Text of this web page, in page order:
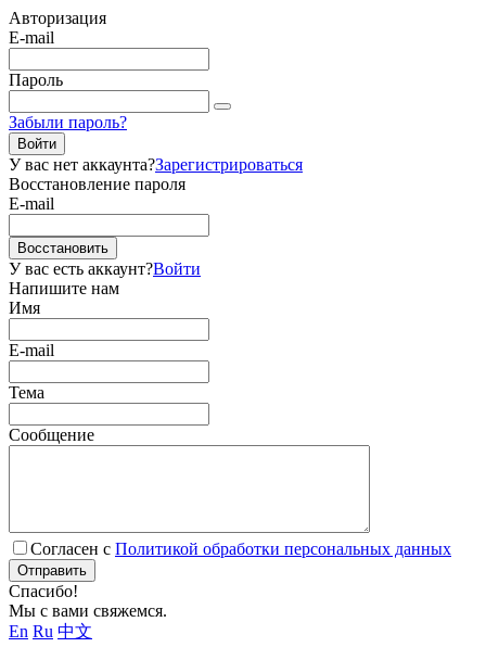
Авторизация
E-mail
Пароль
Забыли пароль?
Войти
У вас нет аккаунта?Зарегистрироваться
Восстановление пароля
E-mail
Восстановить
У вас есть аккаунт?Войти
Напишите нам
Имя
E-mail
Тема
Сообщение
Согласен с Политикой обработки персональных данных
Отправить
Спасибо!
Мы с вами свяжемся.
En Ru 中文